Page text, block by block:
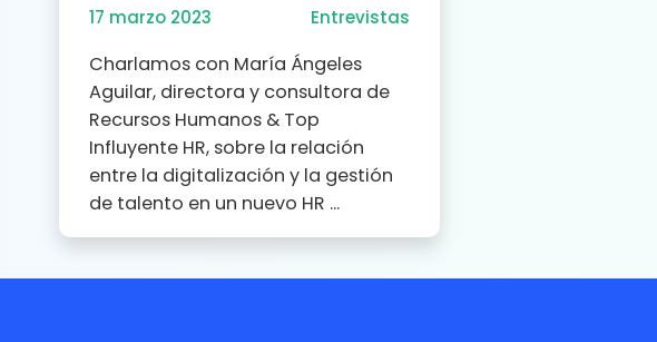
17 marzo 2023 Entrevistas
Charlamos con María Ángeles
Aguilar, directora y consultora de
Recursos Humanos & Top
Influyente HR, sobre la relación
entre la digitalización y la gestión
de talento en un nuevo HR ...